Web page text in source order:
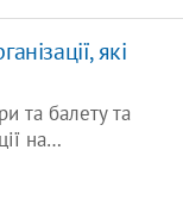
які
та балету та
на…